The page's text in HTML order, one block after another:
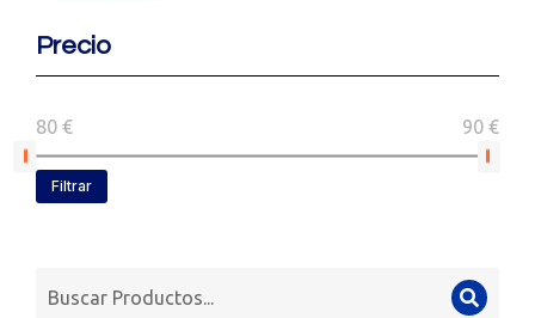
Precio
80 € 90 €
Filtrar